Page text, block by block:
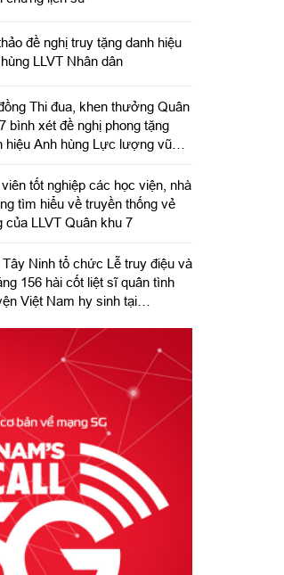
đề nghị truy tặng danh hiệu
LLVT Nhân dân
Thi đua, khen thưởng Quân
bình xét đề nghị phong tặng
hiệu Anh hùng Lực lượng vũ
nhân dân
tốt nghiệp các học viện, nhà
tìm hiểu về truyền thống vẻ
của LLVT Quân khu 7
Tây Ninh tổ chức Lễ truy điệu và
156 hài cốt liệt sĩ quân tình
Việt Nam hy sinh tại